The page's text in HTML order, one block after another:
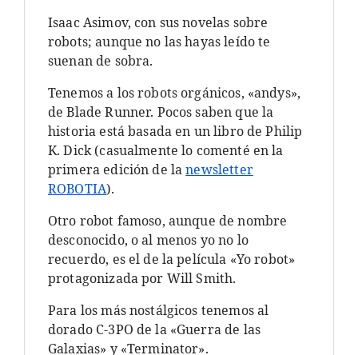
Isaac Asimov, con sus novelas sobre
robots; aunque no las hayas leído te
suenan de sobra.
Tenemos a los robots orgánicos, «andys»,
de Blade Runner. Pocos saben que la
historia está basada en un libro de Philip
K. Dick (casualmente lo comenté en la
primera edición de lanewsletter
ROBOTIA).
Otro robot famoso, aunque de nombre
desconocido, o al menos yo no lo
recuerdo, es el de la película «Yo robot»
protagonizada por Will Smith.
Para los más nostálgicos tenemos al
dorado C-3PO de la «Guerra de las
Galaxias» y «Terminator».